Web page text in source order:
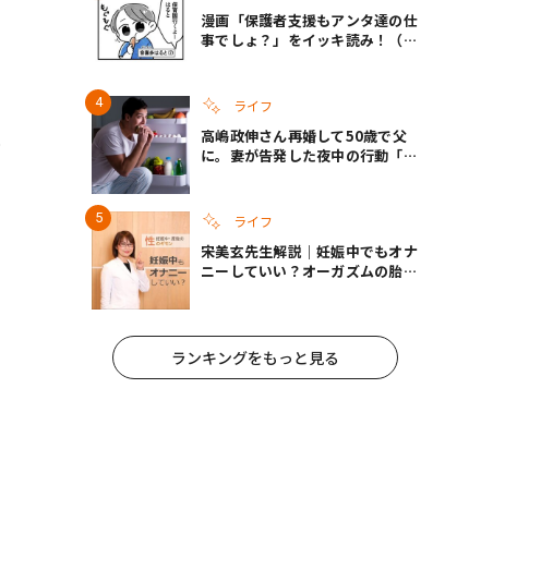
漫画「保護者支援もアンタ達の仕
事でしょ？」をイッキ読み！（右
ライフ
高嶋政伸さん再婚して50歳で父
に。妻が告発した夜中の行動「こ
ライフ
宋美玄先生解説｜妊娠中でもオナ
ニーしていい？オーガズムの胎児
ランキングをもっと見る